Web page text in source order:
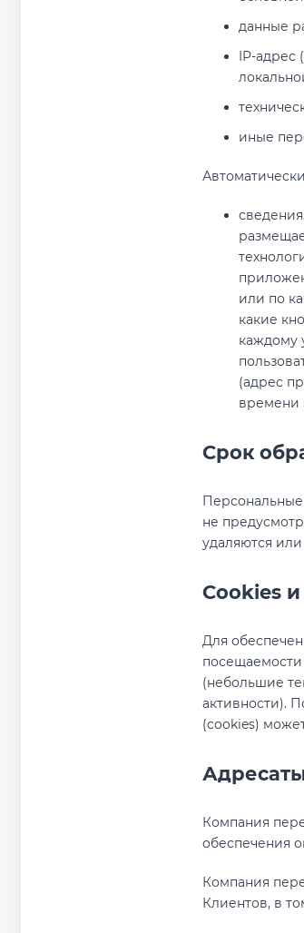
данные
IP-адрес
иные
или по
какие
каждому
(адрес
времени
Срок
не
удаляются
Cookies
Для
(небольшие
активности).
(cookies)
Компания
обеспечения
Компания
Клиентов, в